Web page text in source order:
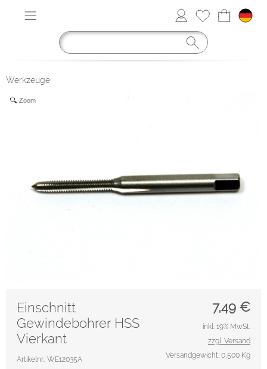
Werkzeuge
Zoom
7,49 €
Einschnitt
Gewindebohrer HSS
Vierkant
Artikelnr.: WE12035A
inkl. 19% MwSt.
zzgl. Versand
Versandgewicht: 0,500 Kg